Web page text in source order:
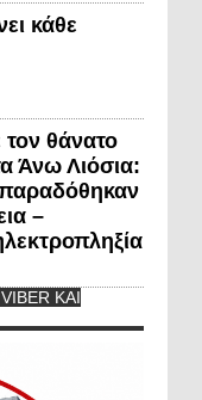
κάθε
θάνατο
Άνω Λιόσια:
–
ΚΑΙ